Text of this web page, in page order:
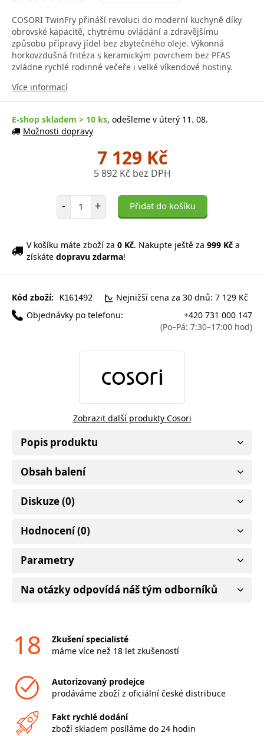
COSORI TwinFry přináší revoluci do moderní kuchyně díky
obrovské kapacitě, chytrému ovládání a zdravějšímu
způsobu přípravy jídel bez zbytečného oleje. Výkonná
horkovzdušná fritéza s keramickým povrchem bez PFAS
zvládne rychlé rodinné večeře i velké víkendové hostiny.
Více informací
E-shop skladem > 10 ks, odešleme v úterý 11. 08.
Možnosti dopravy
7 129 Kč
5 892 Kč bez DPH
- Počet položek
+ Přidat do košíku
V košíku máte zboží za 0 Kč. Nakupte ještě za 999 Kč a
získáte dopravu zdarma!
Kód zboží: K161492
Nejnižší cena za 30 dnů: 7 129 Kč
Objednávky po telefonu:
+420 731 000 147
(Po–Pá: 7:30–17:00 hod)
Zobrazit další produkty Cosori
Popis produktu
Obsah balení
Diskuze (0)
Hodnocení (0)
Parametry
Na otázky odpovídá náš tým odborníků
18
Zkušení specialisté
máme více než 18 let zkušeností
Autorizovaný prodejce
prodáváme zboží z oficiální české distribuce
Fakt rychlé dodání
zboží skladem posíláme do 24 hodin